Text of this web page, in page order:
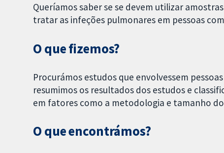
Queríamos saber se se devem utilizar
tratar as infeções pulmonares em pessoas
O que fizemos?
Procurámos estudos que envolvessem
resumimos os resultados dos estudos e
em fatores como a metodologia e tamanho
O que encontrámos?